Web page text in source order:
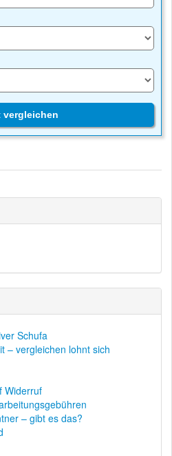
vergleichen
Schufa
– vergleichen lohnt sich
Widerruf
– gibt es das?